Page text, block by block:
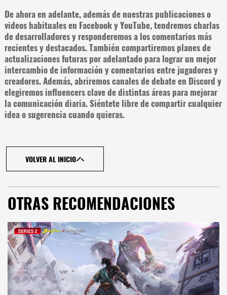
De ahora en adelante, además de nuestras publicaciones o
videos habituales en Facebook y YouTube, tendremos charlas
de desarrolladores y responderemos a los comentarios más
recientes y destacados. También compartiremos planes de
actualizaciones futuras por adelantado para lograr un mejor
intercambio de información y comentarios entre jugadores y
creadores. Además, abriremos canales de debate en Discord y
elegiremos influencers clave de distintas áreas para mejorar
la comunicación diaria. Siéntete libre de compartir cualquier
idea o sugerencia cuando quieras.
VOLVER AL INICIO
OTRAS RECOMENDACIONES